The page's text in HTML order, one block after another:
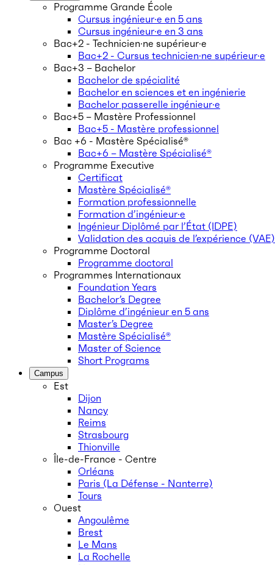
Programme Grande École
Cursus ingénieur·e en 5 ans
Cursus ingénieur·e en 3 ans
Bac+2 - Technicien·ne supérieur·e
Bac+2 - Cursus technicien·ne supérieur·e
Bac+3 – Bachelor
Bachelor de spécialité
Bachelor en sciences et en ingénierie
Bachelor passerelle ingénieur·e
Bac+5 – Mastère Professionnel
Bac+5 - Mastère professionnel
Bac +6 - Mastère Spécialisé®
Bac+6 – Mastère Spécialisé®
Programme Executive
Certificat
Mastère Spécialisé®
Formation professionnelle
Formation d’ingénieur·e
Ingénieur Diplômé par l’État (IDPE)
Validation des acquis de l’expérience (VAE)
Programme Doctoral
Programme doctoral
Programmes Internationaux
Foundation Years
Bachelor’s Degree
Diplôme d’ingénieur en 5 ans
Master’s Degree
Mastère Spécialisé®
Master of Science
Short Programs
Campus
Est
Dijon
Nancy
Reims
Strasbourg
Thionville
Île-de-France - Centre
Orléans
Paris (La Défense - Nanterre)
Tours
Ouest
Angoulême
Brest
Le Mans
La Rochelle